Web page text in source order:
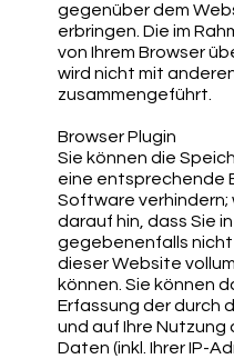
gegenüber dem
erbringen. Die im
von Ihrem Browser
wird nicht mit
zusammengeführt.
Browser Plugin
Sie können die
eine entsprechende
Software verhindern;
darauf hin, dass Sie in
gegebenenfalls
dieser Website
können. Sie können
Erfassung der durch
und auf Ihre
Daten (inkl. Ihrer IP-